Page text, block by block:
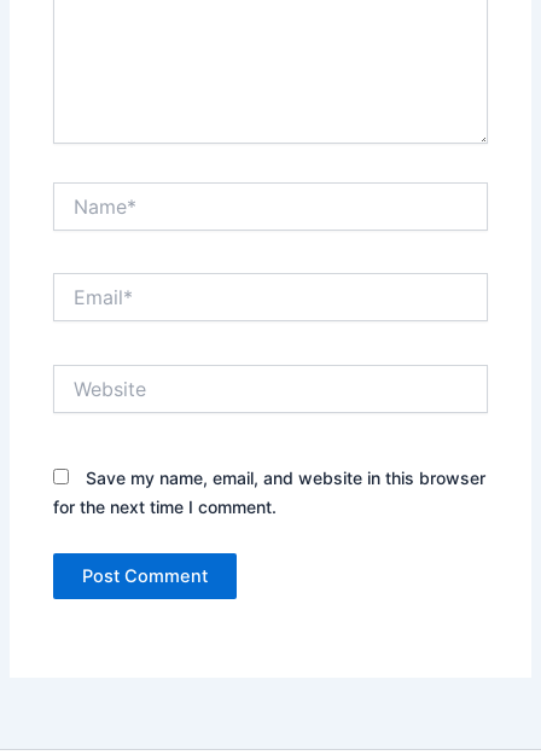
Save my name, email, and website in this browser
for the next time I comment.